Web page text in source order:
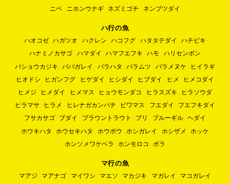
ニベ
ニホンウナギ ネズミゴチ ネンブツダイ
ハ行の魚
ハオコゼ ハガツオ ハクレン ハコフグ ハタタテダイ
ハチビキ
ハナミノカサゴ
ハマダイ ハマフエフキ ハモ
ハリセンボン
バショウカジキ
ババガレイ バラハタ バラムツ バラメヌケ
ヒイラギ
ヒオドシ
ヒガンフグ ヒゲダイ ヒシダイ ヒブダイ ヒメ
ヒメコダイ
ヒメジ
ヒメダイ ヒメマス ヒョウモンダコ ヒラスズキ
ヒラソウダ
ヒラマサ
ヒラメ ヒレナガカンパチ ビワマス フエダイ
フエフキダイ
フサカサゴ
ブダイ ブラウントラウト ブリ ブルーギル
ヘダイ
ホウキハタ
ホウセキハタ ホウボウ ホシガレイ ホシザメ
ホッケ
ホンソメワケベラ
ホンモロコ ボラ
マ行の魚
マアジ マアナゴ マイワシ マエソ マカジキ マガレイ
マコガレイ